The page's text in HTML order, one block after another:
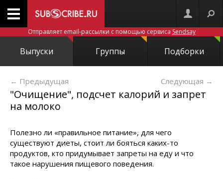
Отправляет email-рассылки с помощью сервиса Sendsay
Выпуски Группы Подборки
← Предыдущая Следующая →
"Очищение", подсчет калорий и запрет
на молоко
Полезно ли «правильное питание», для чего
существуют диеты, стоит ли бояться каких-то
продуктов, кто придумывает запреты на еду и что
такое нарушения пищевого поведения.